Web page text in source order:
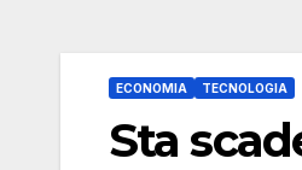
ECONOMIA TECNOLOGIA
Sta